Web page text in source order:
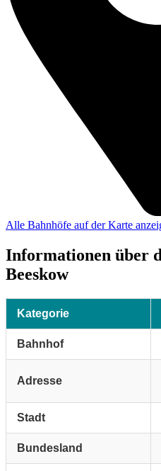
Alle Bahnhöfe auf der Karte
Informationen über
Beeskow
Kategorie
Bahnhof
Adresse
Stadt
Bundesland